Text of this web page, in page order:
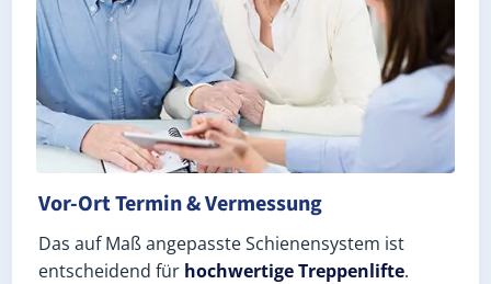
Vor-Ort Termin & Vermessung
Das auf Maß angepasste Schienensystem ist
entscheidend für hochwertige Treppenlifte.